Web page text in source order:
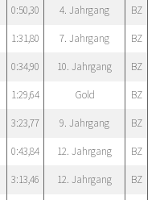
0:50,30 4. Jahrgang BZ
1:31,80 7. Jahrgang BZ
0:34,90 10. Jahrgang BZ
1:29,64 Gold BZ
3:23,77 9. Jahrgang BZ
0:43,84 12. Jahrgang BZ
3:13,46 12. Jahrgang BZ